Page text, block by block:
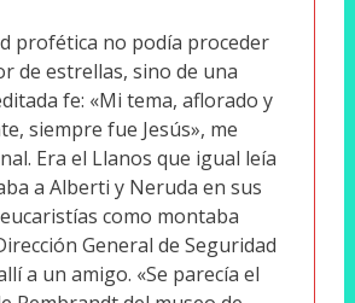
profética no podía proceder
de estrellas, sino de una
fe: «Mi tema, aflorado y
siempre fue Jesús», me
Era el Llanos que igual leía
a Alberti y Neruda en sus
como montaba
General de Seguridad
a un amigo. «Se parecía el